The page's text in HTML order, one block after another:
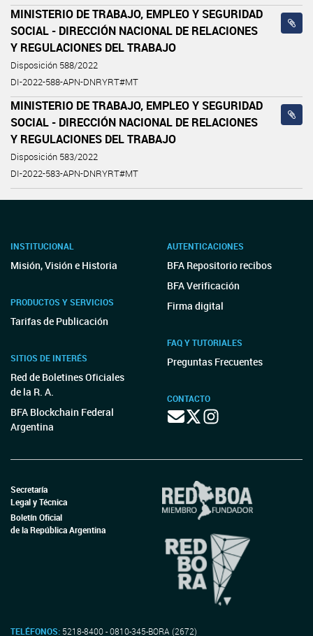
MINISTERIO DE TRABAJO, EMPLEO Y SEGURIDAD
SOCIAL - DIRECCIÓN NACIONAL DE RELACIONES
Y REGULACIONES DEL TRABAJO
Disposición 588/2022
DI-2022-588-APN-DNRYRT#MT
MINISTERIO DE TRABAJO, EMPLEO Y SEGURIDAD
SOCIAL - DIRECCIÓN NACIONAL DE RELACIONES
Y REGULACIONES DEL TRABAJO
Disposición 583/2022
DI-2022-583-APN-DNRYRT#MT
INSTITUCIONAL
Misión, Visión e Historia
PRODUCTOS Y SERVICIOS
Tarifas de Publicación
SITIOS DE INTERÉS
Red de Boletines Oficiales
de la R. A.
BFA Blockchain Federal
Argentina
AUTENTICACIONES
BFA Repositorio recibos
BFA Verificación
Firma digital
FAQ Y TUTORIALES
Preguntas Frecuentes
CONTACTO
Secretaría
Legal y Técnica
Boletín Oficial
de la República Argentina
TELÉFONOS: 5218-8400 - 0810-345-BORA (2672)